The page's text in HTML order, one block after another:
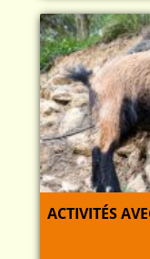
ACTIVITÉS